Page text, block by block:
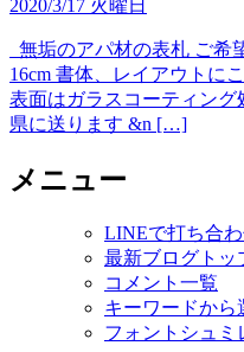
2020/3/17 火曜日
無垢のアパ材の表札 ご希
16cm 書体、レイアウトに
表面はガラスコーティン
県に送ります &n […]
メニュー
LINEで打ち合
最新ブログトッ
コメント一覧
キーワードから
フォントシュミ